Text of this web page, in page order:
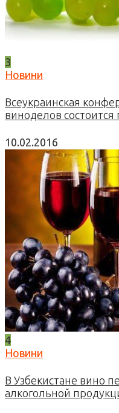
3
Новини
Всеукраинская
виноделов состоится
10.02.2016
4
Новини
В Узбекистане вино
алкогольной